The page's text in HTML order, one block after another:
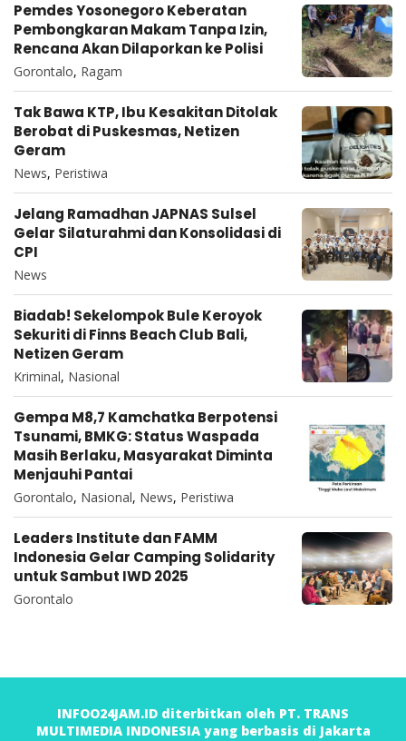
Pemdes Yosonegoro Keberatan
Pembongkaran Makam Tanpa Izin,
Rencana Akan Dilaporkan ke Polisi
Gorontalo, Ragam
Tak Bawa KTP, Ibu Kesakitan Ditolak
Berobat di Puskesmas, Netizen
Geram
News, Peristiwa
Jelang Ramadhan JAPNAS Sulsel
Gelar Silaturahmi dan Konsolidasi di
CPI
News
Biadab! Sekelompok Bule Keroyok
Sekuriti di Finns Beach Club Bali,
Netizen Geram
Kriminal, Nasional
Gempa M8,7 Kamchatka Berpotensi
Tsunami, BMKG: Status Waspada
Masih Berlaku, Masyarakat Diminta
Menjauhi Pantai
Gorontalo, Nasional, News, Peristiwa
Leaders Institute dan FAMM
Indonesia Gelar Camping Solidarity
untuk Sambut IWD 2025
Gorontalo
INFOO24JAM.ID diterbitkan oleh PT. TRANS
MULTIMEDIA INDONESIA yang berbasis di Jakarta